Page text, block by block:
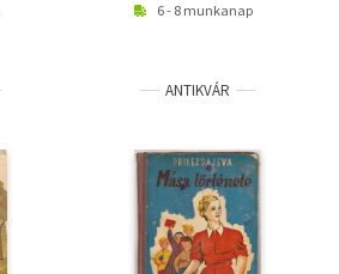
6 - 8 munkanap
ANTIKVÁR